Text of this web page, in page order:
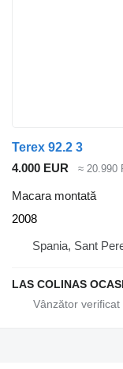
Terex 92.2 3
4.000 EUR
≈ 20.990
Macara montată
2008
Spania, Sant
LAS COLINAS